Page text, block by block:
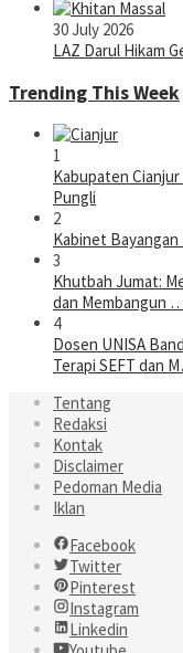
30 July 2026
LAZ Darul Hikam
Trending This Week
1
Kabupaten
Pungli
2
Kabinet
3
Khutbah Jumat:
dan Membangun …
4
Dosen UNISA
Terapi SEFT dan
Tentang
Redaksi
Kontak
Disclaimer
Pedoman Media
Iklan
Facebook
Twitter
Pinterest
Instagram
Linkedin